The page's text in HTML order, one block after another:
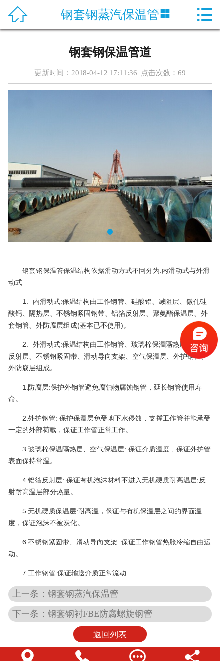
 首页
新闻资讯
联系我们
 钢套钢蒸汽保温管 
钢套钢保温管道
更新时间：2018-04-12 17:11:36 点击次数： 69
钢套钢保温管保温结构依据滑动方式不同分为:内滑动式与外滑
动式
1、内滑动式:保温结构由工作钢管、硅酸铝、减阻层、微孔硅
酸钙、隔热层、不锈钢紧固钢带、铝箔反射层、聚氨酯保温层、外
套钢管、外防腐层组成(基本已不使用)。
2、外滑动式:保温结构由工作钢管、玻璃棉保温隔热层、铝箔
反射层、不锈钢紧固带、滑动导向支架、空气保温层、外护钢管、
外防腐层组成。
1.防腐层:保护外钢管避免腐蚀物腐蚀钢管，延长钢管使用寿
命。
2.外护钢管: 保护保温层免受地下水侵蚀，支撑工作管并能承受
一定的外部荷载，保证工作管正常工作。
3.玻璃棉保温隔热层、空气保温层: 保证介质温度，保证外护管
表面保持常温。
4.铝箔反射层: 保证有机泡沫材料不进入无机硬质耐高温层;反
射耐高温层部分热量。
5.无机硬质保温层:耐高温，保证与有机保温层之间的界面温
度，保证泡沫不被炭化。
6.不锈钢紧固带、滑动导向支架: 保证工作钢管热胀冷缩自由运
动。
7.工作钢管:保证输送介质正常流动
上一条：钢套钢蒸汽保温管
下一条：钢套钢衬FBE防腐螺旋钢管
返回列表
   